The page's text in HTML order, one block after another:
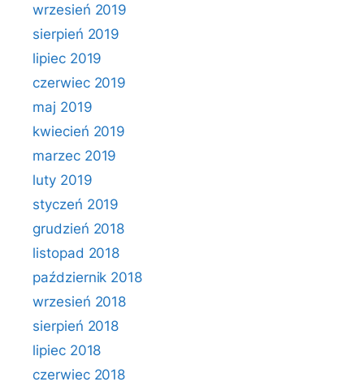
wrzesień 2019
sierpień 2019
lipiec 2019
czerwiec 2019
maj 2019
kwiecień 2019
marzec 2019
luty 2019
styczeń 2019
grudzień 2018
listopad 2018
październik 2018
wrzesień 2018
sierpień 2018
lipiec 2018
czerwiec 2018